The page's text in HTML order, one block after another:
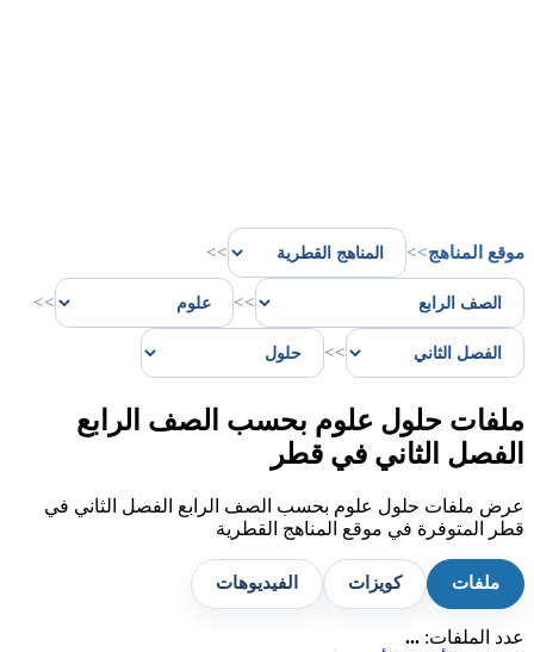
موقع المناهج>>
>>
>>
>>
>>
ملفات حلول علوم بحسب الصف الرابع
الفصل الثاني في قطر
عرض ملفات حلول علوم بحسب الصف الرابع الفصل الثاني في
قطر المتوفرة في موقع المناهج القطرية
ملفات كويزات الفيديوهات
عدد الملفات: ...